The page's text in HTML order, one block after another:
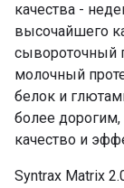
качества -
высочайшего
сывороточный
молочный
белок и
более дорогим,
качество и
Syntrax Matrix